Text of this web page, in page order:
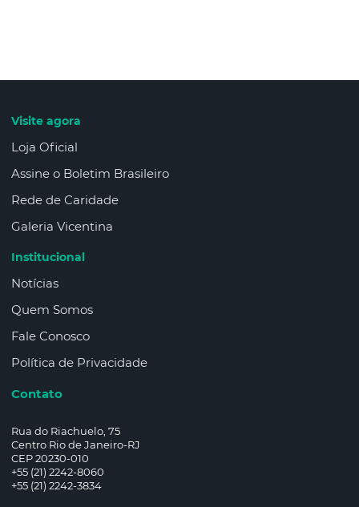
Visite agora
Loja Oficial
Assine o Boletim Brasileiro
Rede de Caridade
Galeria Vicentina
Institucional
Notícias
Quem Somos
Fale Conosco
Política de Privacidade
Contato
Rua do Riachuelo, 75
Centro Rio de Janeiro-RJ
CEP 20230-010
+55 (21) 2242-8060
+55 (21) 2242-3834